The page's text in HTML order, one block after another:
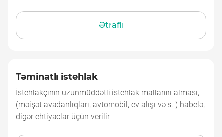
Ətraflı
Təminatlı istehlak
Təminatlı istehlak
İstehlakçının uzunmüddətli istehlak mallarını alması,
(məişət avadanlıqları, avtomobil, ev alışı və s. ) habelə,
digər ehtiyaclar üçün verilir